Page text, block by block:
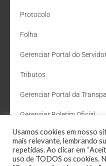
Protocolo
Folha
Gerenciar Portal do
Tributos
Gerenciar Portal da
Gerenciar Boletim Oficial
Departamento de Água e
Administração Site
Usamos cookies em nosso
mais relevante, lembrando
repetidas. Ao clicar em
uso de TODOS os cookies.